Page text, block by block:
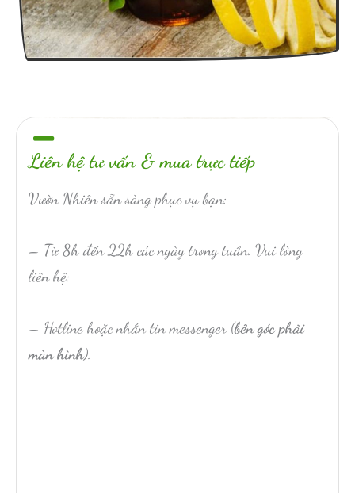
Liên hệ tư vấn & mua trực tiếp
Vườn Nhiên sẵn sàng phục vụ bạn:
– Từ 8h đến 22h các ngày trong tuần. Vui lòng
liên hệ:
– Hotline hoặc nhắn tin messenger (bên góc phải
màn hình).